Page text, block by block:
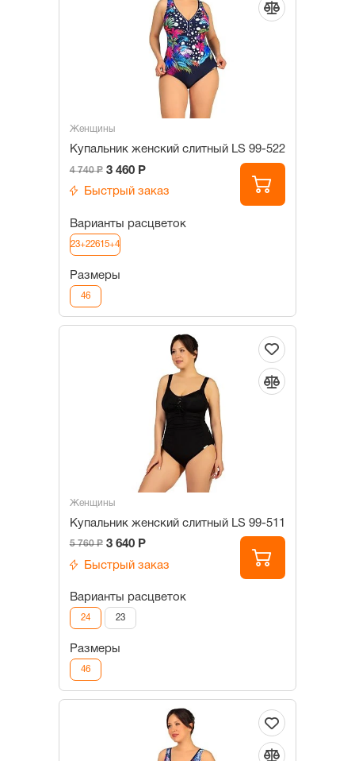
Женщины
Купальник женский слитный LS 99-522
4 740 Р 3 460 Р
Быстрый заказ
Варианты расцветок
23+22615+4
Размеры
46
Женщины
Купальник женский слитный LS 99-511
5 760 Р 3 640 Р
Быстрый заказ
Варианты расцветок
24 23
Размеры
46